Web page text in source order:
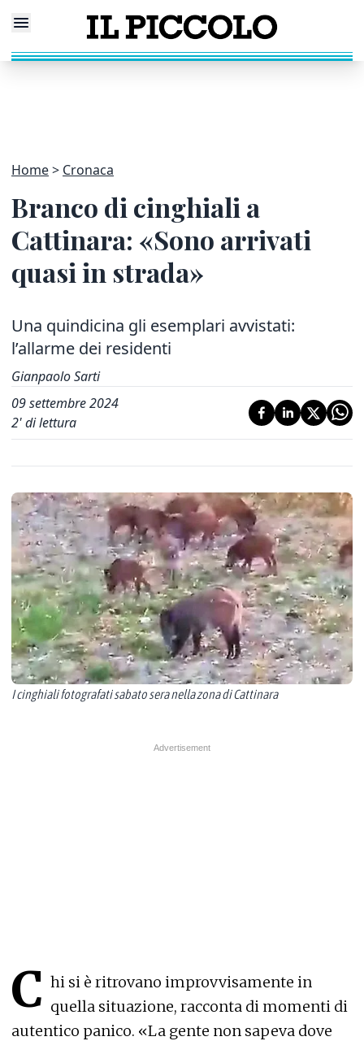
Home Cronaca
Branco di cinghiali a
Cattinara: «Sono arrivati
quasi in strada»
Una quindicina gli esemplari avvistati:
l’allarme dei residenti
Gianpaolo Sarti
09 settembre 2024
2' di lettura
I cinghiali fotografati sabato sera nella zona di Cattinara
C hi si è ritrovano improvvisamente in
quella situazione, racconta di momenti di
autentico panico. «La gente non sapeva dove